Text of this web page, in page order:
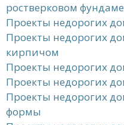
ростверковом
Проекты недорогих
Проекты недорогих
кирпичом
Проекты недорогих
Проекты недорогих
Проекты недорогих
формы